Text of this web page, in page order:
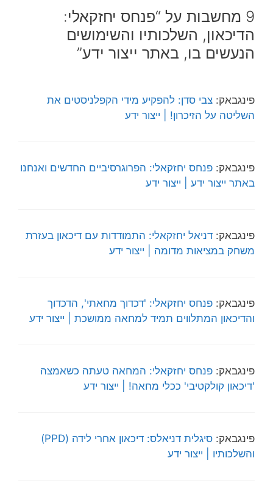
9 מחשבות על “פנחס יחזקאלי:
הדיכאון, השלכותיו והשימושים
הנעשים בו, באתר ייצור ידע”
פינגבאק: צבי סדן: להפקיע מידי הקפלניסטים את
השליטה על הזיכרון! | ייצור ידע
פינגבאק: פנחס יחזקאלי: הפרוגרסיביים החדשים ואנחנו
באתר ייצור ידע | ייצור ידע
פינגבאק: דניאל יחזקאלי: התמודדות עם דיכאון בעזרת
משחק במציאות מדומה | ייצור ידע
פינגבאק: פנחס יחזקאלי: 'דכדוך מחאתי', הדכדוך
והדיכאון המתלווים תמיד למחאה ממושכת | ייצור ידע
פינגבאק: פנחס יחזקאלי: המחאה טעתה כשאמצה
'דיכאון קולקטיבי' ככלי מחאה! | ייצור ידע
פינגבאק:
סיגלית דניאלס: דיכאון אחרי לידה (PPD)
והשלכותיו | ייצור ידע